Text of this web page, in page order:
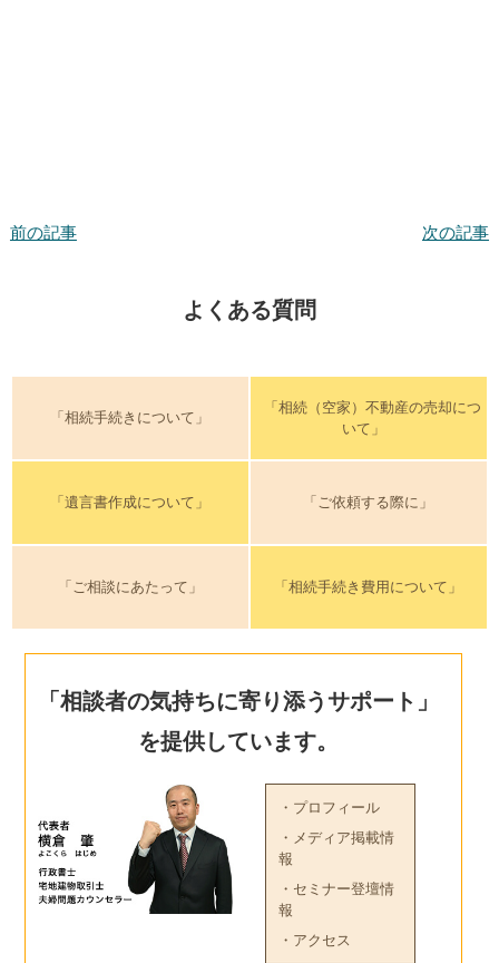
前の記事 次の記事
よくある質問
「相続手続きについて」
「相続（空家）不動産の売却につ
いて」
「遺言書作成について」 「ご依頼する際に」
「ご相談にあたって」 「相続手続き費用について」
「相談者の気持ちに寄り添うサポート」
を提供しています。
・プロフィール
・メディア掲載情
報
・セミナー登壇情
報
・アクセス